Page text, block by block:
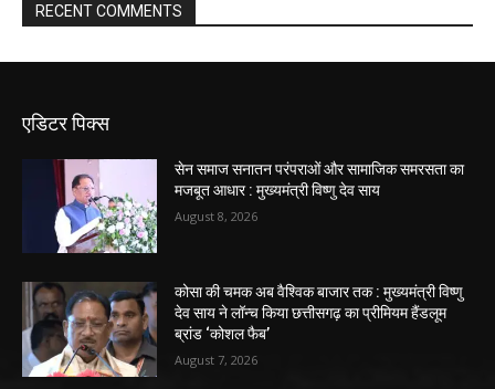
RECENT COMMENTS
एडिटर पिक्स
सेन समाज सनातन परंपराओं और सामाजिक समरसता का
मजबूत आधार : मुख्यमंत्री विष्णु देव साय
August 8, 2026
कोसा की चमक अब वैश्विक बाजार तक : मुख्यमंत्री विष्णु
देव साय ने लॉन्च किया छत्तीसगढ़ का प्रीमियम हैंडलूम
ब्रांड ‘कोशल फैब’
August 7, 2026